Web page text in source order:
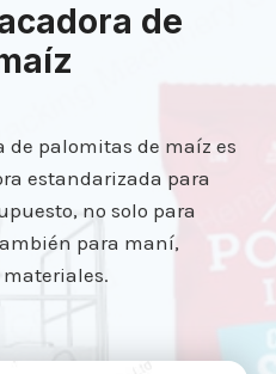
de
palomitas de maíz es
estandarizada para
no solo para
para maní,